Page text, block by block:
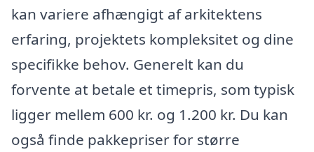
kan variere afhængigt af arkitektens
erfaring, projektets kompleksitet og dine
specifikke behov. Generelt kan du
forvente at betale et timepris, som typisk
ligger mellem 600 kr. og 1.200 kr. Du kan
også finde pakkepriser for større